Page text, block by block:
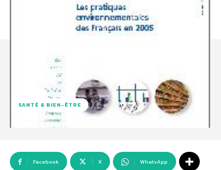
SANTÉ & BIEN-ÊTRE
Facebook X WhatsApp